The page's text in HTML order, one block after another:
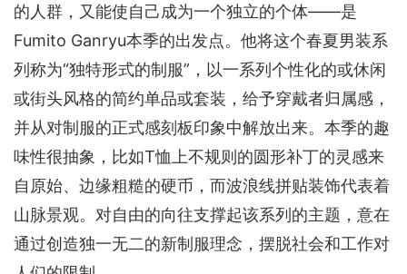
的人群，又能使自己成为一个独立的个体——是
Fumito Ganryu本季的出发点。他将这个春夏男装系
列称为“独特形式的制服”，以一系列个性化的或休闲
或街头风格的简约单品或套装，给予穿戴者归属感，
并从对制服的正式感刻板印象中解放出来。本季的趣
味性很抽象，比如T恤上不规则的圆形补丁的灵感来
自原始、边缘粗糙的硬币，而波浪线拼贴装饰代表着
山脉景观。对自由的向往支撑起该系列的主题，意在
通过创造独一无二的新制服理念，摆脱社会和工作对